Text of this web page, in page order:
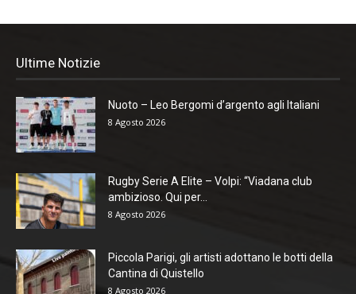
Ultime Notizie
Nuoto – Leo Bergomi d’argento agli Italiani
8 Agosto 2026
Rugby Serie A Elite – Volpi: “Viadana club
ambizioso. Qui per...
8 Agosto 2026
Piccola Parigi, gli artisti adottano le botti della
Cantina di Quistello
8 Agosto 2026